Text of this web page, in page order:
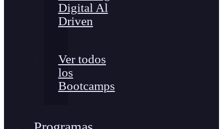
Digital Al
Driven
Ver todos
los
Bootcamps